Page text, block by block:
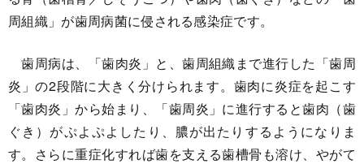
周組織」が歯周病菌に侵される感染症です。
歯周病は、「歯肉炎」と、歯周組織まで進行した「歯周
炎」の2段階に大きく分けられます。歯肉に炎症を起こす
「歯肉炎」から始まり、「歯周炎」に進行すると歯肉（歯
ぐき）がぷよぷよしたり、膿が出たりするようになりま
す。さらに重症化すれば歯を支える歯槽骨も溶け、やがて